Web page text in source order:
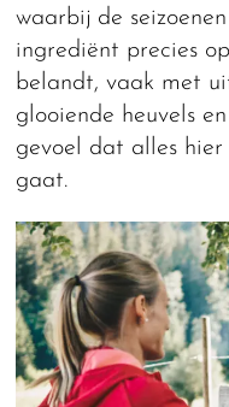
waarbij de
ingrediënt precies
belandt, vaak met
glooiende heuvels
gevoel dat alles
gaat.